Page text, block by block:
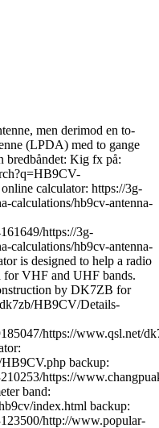
men derimod en to-
(LPDA) med to gange
bredbåndet: Kig fx på:
calculator: https://3g-
calculations/hb9cv-antenna-
https://3g-
calculations/hb9cv-antenna-
is designed to help a radio
for VHF and UHF bands.
by DK7ZB for
HB9CV/Details-
https://www.qsl.net/
backup:
https://
band:
index.html backup:
http://www.popular-